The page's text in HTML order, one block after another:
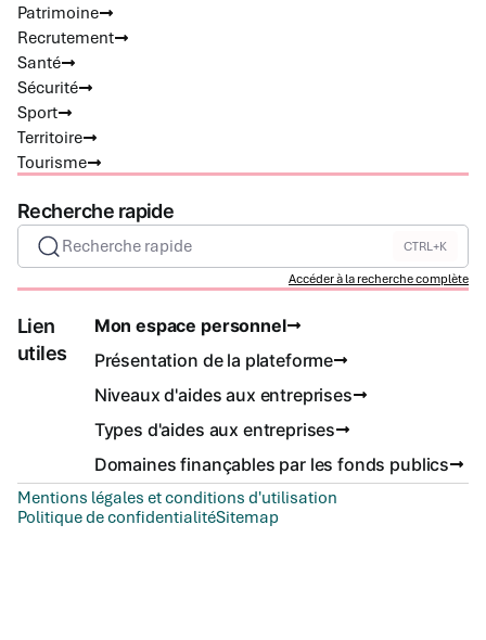
Patrimoine
Recrutement
Santé
Sécurité
Sport
Territoire
Tourisme
Recherche rapide
Recherche rapide CTRL+K
Accéder à la recherche complète
Lien
utiles
Mon espace personnel
Présentation de la plateforme
Niveaux d'aides aux entreprises
Types d'aides aux entreprises
Domaines finançables par les fonds publics
Mentions légales et conditions d'utilisation
Politique de confidentialitéSitemap